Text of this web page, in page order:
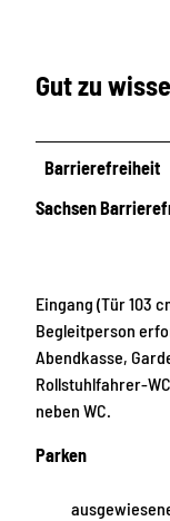
r
Gut zu
Barrierefreiheit
Sachsen
Eingang (Tür 103
Begleitperson
Abendkasse,
Rollstuhlfahrer-
neben WC.
Parken